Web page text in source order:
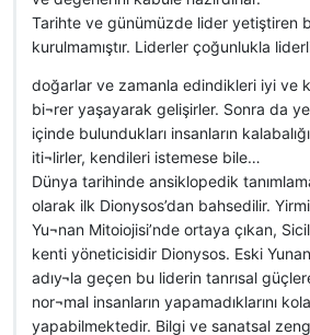
Tarihte ve günümüzde lider yetiştiren
kurulmamıştır. Liderler çoğunlukla
doğarlar ve zamanla edindikleri iyi ve
bi¬rer yaşayarak gelişirler. Sonra da
içinde bulundukları insanların
iti¬lirler, kendileri istemese bile…
Dünya tarihinde ansiklopedik
olarak ilk Dionysos’dan bahsedilir.
Yu¬nan Mitoiojisi’nde ortaya çıkan,
kenti yöneticisidir Dionysos. Eski
adıy¬la geçen bu liderin tanrısal
nor¬mal insanların yapamadıklarını
yapabilmektedir. Bilgi ve sanatsal